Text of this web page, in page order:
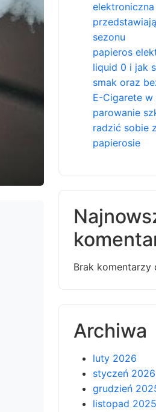
elektroniczna
sezonu
papieros
liquid 0 i jak
smak oraz
E-Cigarete
parowanie
radzić sobie
papierosie
Brak komentarzy
Archiwa
luty 2026
styczeń 2026
grudzień
listopad 2025